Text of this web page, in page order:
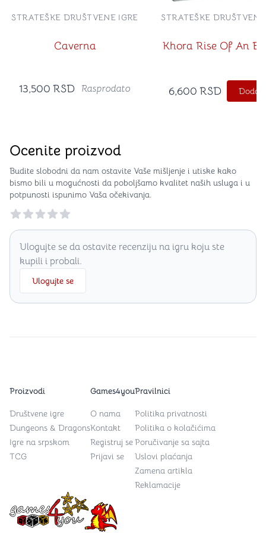
Caverna
STRATEŠKE DRUŠTVENE IGRE
13,500 RSD Rasprodato
Khora Rise Of An
STRATEŠKE
6,600 RSD
Ocenite proizvod
Budite slobodni da nam ostavite Vaše mišljenje i utiske kako
bismo bili u mogućnosti da poboljšamo kvalitet naših usluga i u
potpunosti ispunimo Vaša očekivanja.
Reviews
Ulogujte se da ostavite recenziju na igru koju ste
kupili i probali.
Ulogujte se
Games4you logo
Proizvodi
Društvene igre
Dungeons & Dragons
Igre na srpskom
TCG
Games4you
O nama
Kontakt
Registruj se
Prijavi se
Pravilnici
Politika privatnosti
Politika o kolačićima
Poručivanje sa sajta
Uslovi plaćanja
Zamena artikla
Reklamacije